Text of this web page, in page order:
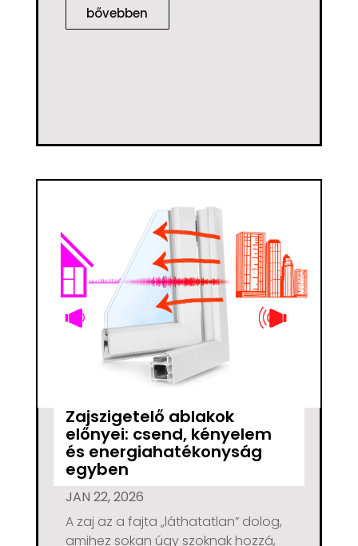
bővebben
Zajszigetelő ablakok
előnyei: csend, kényelem
és energiahatékonyság
egyben
JAN 22, 2026
A zaj az a fajta „láthatatlan” dolog,
amihez sokan úgy szoknak hozzá,